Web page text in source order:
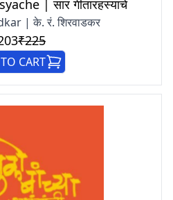
| सार गीतारहस्याचे
| के. रं. शिरवाडकर
₹225
CART